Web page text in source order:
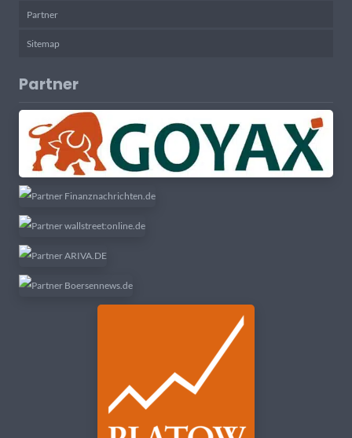
Partner
Sitemap
Partner